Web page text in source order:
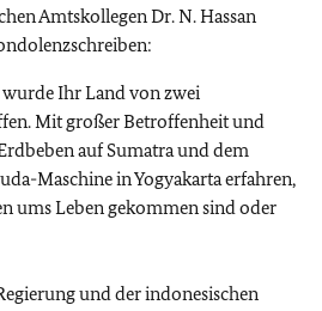
Amtskollegen Dr. N. Hassan
Ihr Land von zwei
Mit großer Betroffenheit und
auf Sumatra und dem
Maschine in Yogyakarta erfahren,
ums Leben gekommen sind oder
und der indonesischen